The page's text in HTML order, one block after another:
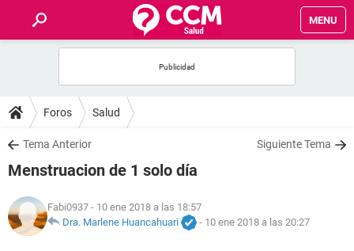
MENU
FOROS
SALUD
NUTRICIÓN
Foros Salud
Tema Anterior Siguiente Tema
Menstruacion de 1 solo día
Fabi0937 - 10 ene 2018 a las 18:57
Dra. Marlene Huancahuari
- 10 ene 2018 a las 20:27